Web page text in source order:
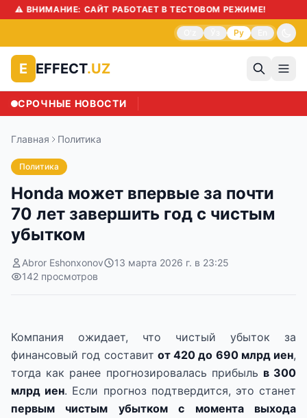
Ру
E EFFECT.UZ
СРОЧНЫЕ НОВОСТИ
Главная Политика
Политика
Honda может впервые за почти
70 лет завершить год с чистым
убытком
Abror Eshonxonov
13 марта 2026 г. в 23:25
142 просмотров
Компания ожидает, что чистый убыток за
финансовый год составит от 420 до 690 млрд иен,
тогда как ранее прогнозировалась прибыль в 300
млрд иен. Если прогноз подтвердится, это станет
первым чистым убытком с момента выхода